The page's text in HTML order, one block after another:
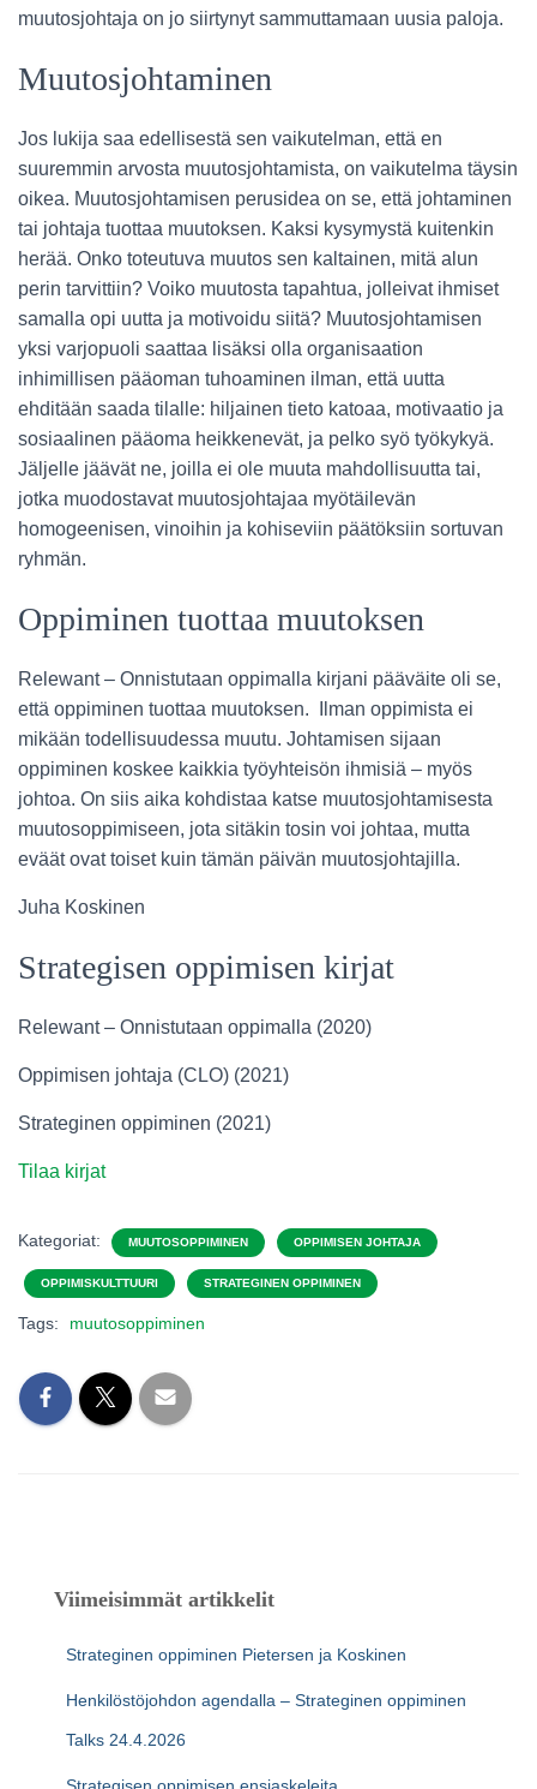
muutosjohtaja on jo siirtynyt sammuttamaan uusia paloja.
Muutosjohtaminen
Jos lukija saa edellisestä sen vaikutelman, että en
suuremmin arvosta muutosjohtamista, on vaikutelma täysin
oikea. Muutosjohtamisen perusidea on se, että johtaminen
tai johtaja tuottaa muutoksen. Kaksi kysymystä kuitenkin
herää. Onko toteutuva muutos sen kaltainen, mitä alun
perin tarvittiin? Voiko muutosta tapahtua, jolleivat ihmiset
samalla opi uutta ja motivoidu siitä? Muutosjohtamisen
yksi varjopuoli saattaa lisäksi olla organisaation
inhimillisen pääoman tuhoaminen ilman, että uutta
ehditään saada tilalle: hiljainen tieto katoaa, motivaatio ja
sosiaalinen pääoma heikkenevät, ja pelko syö työkykyä.
Jäljelle jäävät ne, joilla ei ole muuta mahdollisuutta tai,
jotka muodostavat muutosjohtajaa myötäilevän
homogeenisen, vinoihin ja kohiseviin päätöksiin sortuvan
ryhmän.
Oppiminen tuottaa muutoksen
Relewant – Onnistutaan oppimalla kirjani pääväite oli se,
että oppiminen tuottaa muutoksen. Ilman oppimista ei
mikään todellisuudessa muutu. Johtamisen sijaan
oppiminen koskee kaikkia työyhteisön ihmisiä – myös
johtoa. On siis aika kohdistaa katse muutosjohtamisesta
muutosoppimiseen, jota sitäkin tosin voi johtaa, mutta
eväät ovat toiset kuin tämän päivän muutosjohtajilla.
Juha Koskinen
Strategisen oppimisen kirjat
Relewant – Onnistutaan oppimalla (2020)
Oppimisen johtaja (CLO) (2021)
Strateginen oppiminen (2021)
Tilaa kirjat
Kategoriat: MUUTOSOPPIMINEN OPPIMISEN JOHTAJA
OPPIMISKULTTUURI STRATEGINEN OPPIMINEN
Tags: muutosoppiminen
Viimeisimmät artikkelit
Strateginen oppiminen Pietersen ja Koskinen
Henkilöstöjohdon agendalla – Strateginen oppiminen
Talks 24.4.2026